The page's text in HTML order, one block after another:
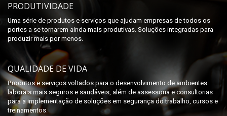
PRODUTIVIDADE
Uma série de produtos e serviços que ajudam empresas de todos os
portes a se tornarem ainda mais produtivas. Soluções integradas para
produzir mais por menos.
QUALIDADE DE VIDA
Produtos e serviços voltados para o desenvolvimento de ambientes
laborais mais seguros e saudáveis, além de assessoria e consultorias
para a implementação de soluções em segurança do trabalho, cursos e
treinamentos.